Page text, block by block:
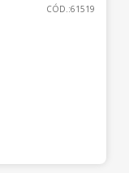
CÓD.:61519